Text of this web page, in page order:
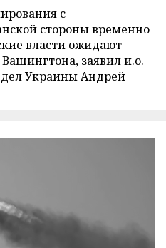
с
стороны временно
власти ожидают
заявил и.о.
Украины Андрей